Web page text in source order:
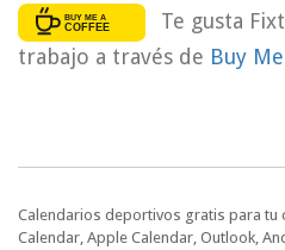
Te gusta
trabajo a través de Buy
Calendarios deportivos gratis para tu
Calendar, Apple Calendar, Outlook,